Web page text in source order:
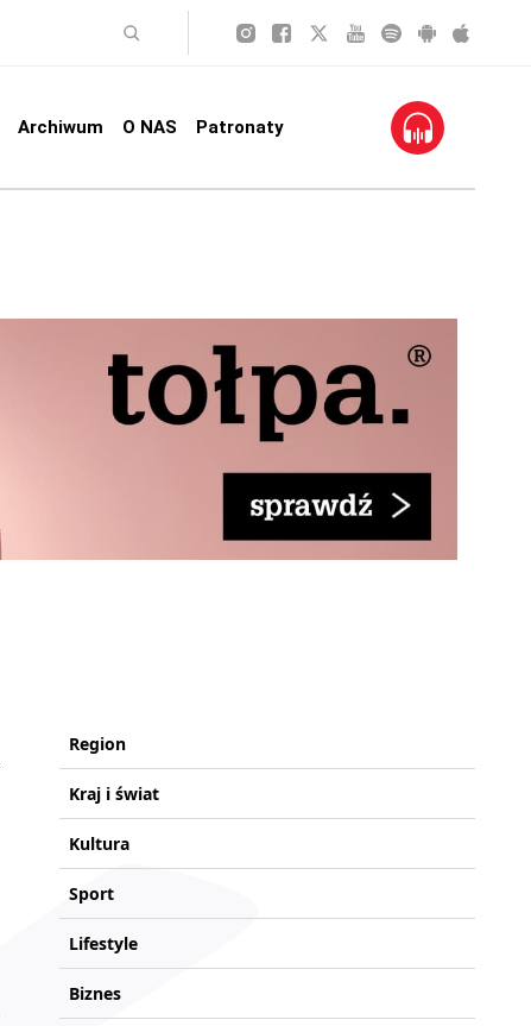
Archiwum O NAS Patronaty
Region
Kraj i świat
Kultura
Sport
Lifestyle
Biznes